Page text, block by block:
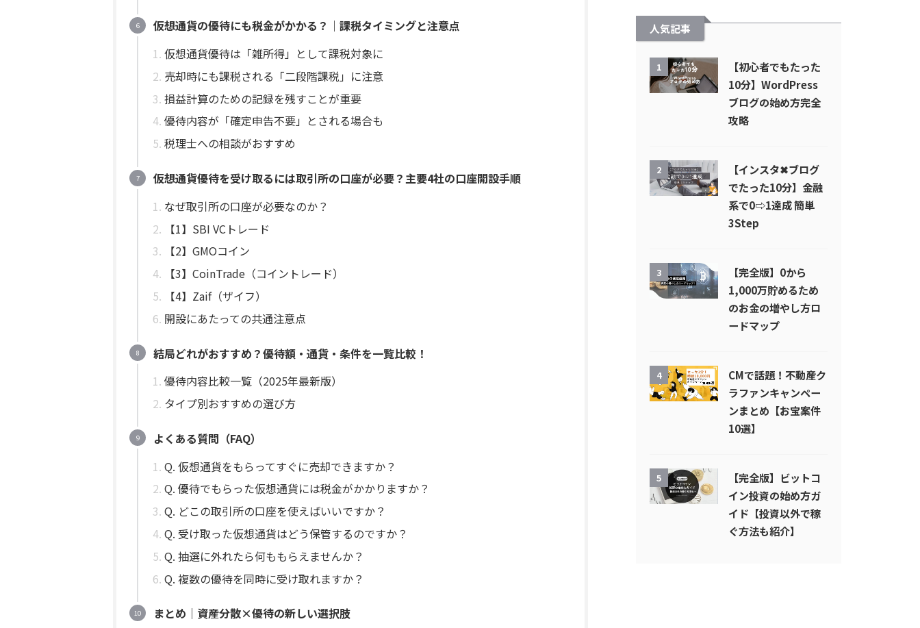
仮想通貨の優待にも税金がかかる？｜課税タイミングと注意点
仮想通貨優待は「雑所得」として課税対象に
売却時にも課税される「二段階課税」に注意
損益計算のための記録を残すことが重要
優待内容が「確定申告不要」とされる場合も
税理士への相談がおすすめ
仮想通貨優待を受け取るには取引所の口座が必要？主要4社の口座開設手順
なぜ取引所の口座が必要なのか？
【1】SBI VCトレード
【2】GMOコイン
【3】CoinTrade（コイントレード）
【4】Zaif（ザイフ）
開設にあたっての共通注意点
結局どれがおすすめ？優待額・通貨・条件を一覧比較！
優待内容比較一覧（2025年最新版）
タイプ別おすすめの選び方
よくある質問（FAQ）
Q. 仮想通貨をもらってすぐに売却できますか？
Q. 優待でもらった仮想通貨には税金がかかりますか？
Q. どこの取引所の口座を使えばいいですか？
Q. 受け取った仮想通貨はどう保管するのですか？
Q. 抽選に外れたら何ももらえませんか？
Q. 複数の優待を同時に受け取れますか？
まとめ｜資産分散×優待の新しい選択肢
人気記事
1
【初心者でもたった
10分】WordPress
ブログの始め方完全
攻略
2
【インスタ✖︎ブログ
でたった10分】金融
系で0⇨1達成 簡単
3Step
3
【完全版】0から
1,000万貯めるため
のお金の増やし方ロ
ードマップ
4
CMで話題！不動産ク
ラファンキャンペー
ンまとめ【お宝案件
10選】
5
【完全版】ビットコ
イン投資の始め方ガ
イド【投資以外で稼
ぐ方法も紹介】